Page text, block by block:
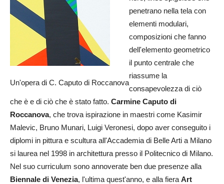
Un'opera di C. Caputo di Roccanova
penetrano nella tela con
elementi modulari,
composizioni che fanno
dell'elemento geometrico
il punto centrale che
riassume la
consapevolezza di ciò
che è e di ciò che è stato fatto. Carmine Caputo di
Roccanova, che trova ispirazione in maestri come Kasimir
Malevic, Bruno Munari, Luigi Veronesi, dopo aver conseguito i
diplomi in pittura e scultura all'Accademia di Belle Arti a Milano
si laurea nel 1998 in architettura presso il Politecnico di Milano.
Nel suo curriculum sono annoverate ben due presenze alla
Biennale di Venezia, l'ultima quest'anno, e alla fiera Art